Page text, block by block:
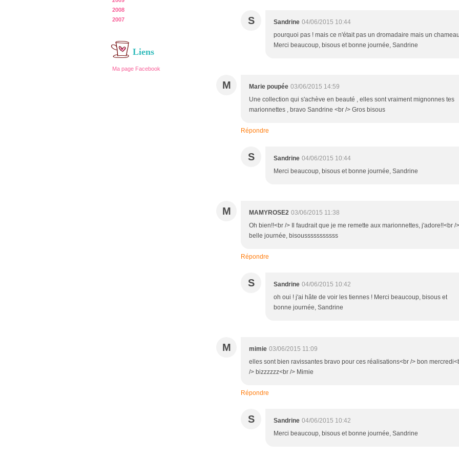
2008
2007
Liens
Ma page Facebook
S Sandrine 04/06/2015 10:44
pourquoi pas ! mais ce n'était pas un dromadaire mais un
Merci beaucoup, bisous et bonne journée, Sandrine
M Marie poupée 03/06/2015 14:59
Une collection qui s'achève en beauté , elles sont vraiment mignonnes tes
marionnettes , bravo Sandrine <br /> Gros bisous
Répondre
S Sandrine 04/06/2015 10:44
Merci beaucoup, bisous et bonne journée, Sandrine
M MAMYROSE2 03/06/2015 11:38
Oh bien!!<br /> Il faudrait que je me remette aux marionnettes, j'adore!!<br />
belle journée, bisousssssssssss
Répondre
S Sandrine 04/06/2015 10:42
oh oui ! j'ai hâte de voir les tiennes ! Merci beaucoup, bisous et
bonne journée, Sandrine
M mimie 03/06/2015 11:09
elles sont bien ravissantes bravo pour ces réalisations<br /> bon
/> bizzzzzz<br /> Mimie
Répondre
S Sandrine 04/06/2015 10:42
Merci beaucoup, bisous et bonne journée, Sandrine